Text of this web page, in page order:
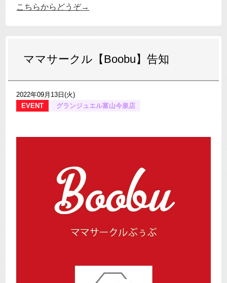
こちらからどうぞ→
ママサークル【Boobu】告知
2022年09月13日(火)
EVENT
グランジュエル富山今泉店